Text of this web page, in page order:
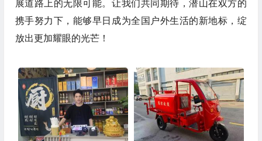
展道路上的无限可能。让我们共同期待，潜山在双方的
携手努力下，能够早日成为全国户外生活的新地标，绽
放出更加耀眼的光芒！